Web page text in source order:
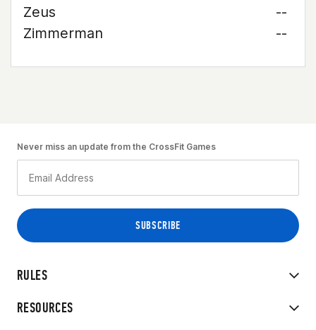
Zeus
--
Zimmerman
--
RULES
RESOURCES
Never miss an update from the CrossFit Games